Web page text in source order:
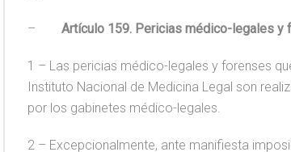
– Artículo 159. Pericias médico-legales y
1 – Las pericias médico-legales y forenses
Instituto Nacional de Medicina Legal son
por los gabinetes médico-legales.
2 – Excepcionalmente, ante manifiesta